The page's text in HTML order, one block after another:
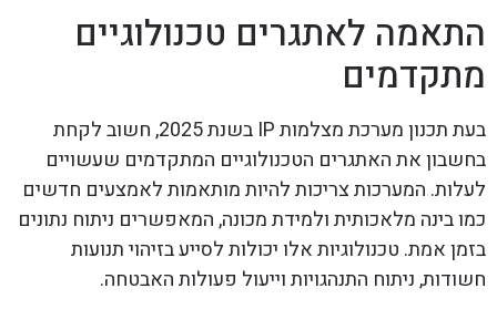
התאמה לאתגרים טכנולוגיים
מתקדמים
בעת תכנון מערכת מצלמות IP בשנת 2025, חשוב לקחת
בחשבון את האתגרים הטכנולוגיים המתקדמים שעשויים
לעלות. המערכות צריכות להיות מותאמות לאמצעים חדשים
כמו בינה מלאכותית ולמידת מכונה, המאפשרים ניתוח נתונים
בזמן אמת. טכנולוגיות אלו יכולות לסייע בזיהוי תנועות
חשודות, ניתוח התנהגויות וייעול פעולות האבטחה.